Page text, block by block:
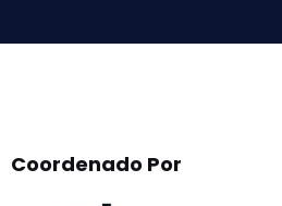
Coordenado Por